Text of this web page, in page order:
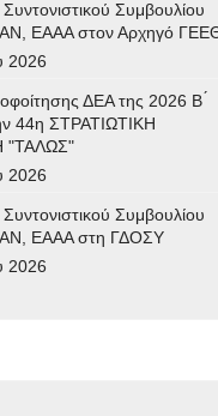
Συμβουλίου
ΕΑΑΑ στον Αρχηγό
2026
ΔΕΑ της 2026 Β
44η ΣΤΡΑΤΙΩΤΙΚΗ
"ΤΑΛΩΣ"
2026
Συμβουλίου
ΕΑΑΑ στη ΓΔΟΣΥ
2026